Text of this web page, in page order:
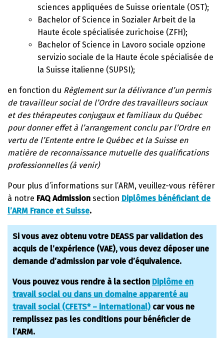
sciences appliquées de Suisse orientale (OST);
Bachelor of Science in Sozialer Arbeit de la
Haute école spécialisée zurichoise (ZFH);
Bachelor of Science in Lavoro sociale opzione
servizio sociale de la Haute école spécialisée de
la Suisse italienne (SUPSI);
en fonction du Règlement sur la délivrance d’un permis
de travailleur social de l’Ordre des travailleurs sociaux
et des thérapeutes conjugaux et familiaux du Québec
pour donner effet à l’arrangement conclu par l’Ordre en
vertu de l’Entente entre le Québec et la Suisse en
matière de reconnaissance mutuelle des qualifications
professionnelles (à venir)
Pour plus d’informations sur l’ARM, veuillez-vous référer
à notre FAQ Admission section Diplômes bénéficiant de
l’ARM France et Suisse.
Si vous avez obtenu votre DEASS par validation des
acquis de l’expérience (VAE), vous devez déposer une
demande d’admission par voie d’équivalence.
Vous pouvez vous rendre à la section Diplôme en
travail social ou dans un domaine apparenté au
travail social (CFETS* – international) car vous ne
remplissez pas les conditions pour bénéficier de
l’ARM.